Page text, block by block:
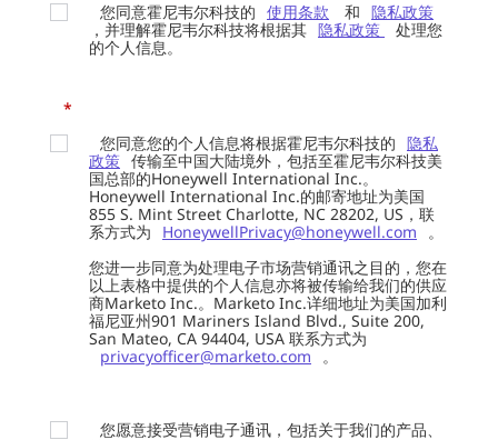
您同意霍尼韦尔科技的 使用条款 和 隐私政策
，并理解霍尼韦尔科技将根据其 隐私政策
处理您
的个人信息。
*
您同意您的个人信息将根据霍尼韦尔科技的 隐私
政策 传输至中国大陆境外，包括至霍尼韦尔科技美
国总部的Honeywell International Inc.。
Honeywell International Inc.的邮寄地址为美国
855 S. Mint Street Charlotte, NC 28202, US，联
系方式为
HoneywellPrivacy@honeywell.com
。
您进一步同意为处理电子市场营销通讯之目的，您在
以上表格中提供的个人信息亦将被传输给我们的供应
商Marketo Inc.。Marketo Inc.详细地址为美国加利
福尼亚州901 Mariners Island Blvd., Suite 200,
San Mateo, CA 94404, USA 联系方式为
privacyofficer@marketo.com
。
您愿意接受营销电子通讯，包括关于我们的产品、